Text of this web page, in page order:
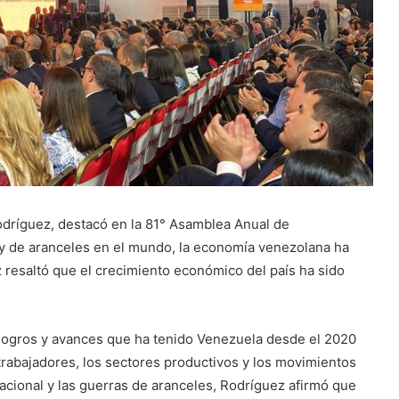
destacó en la 81° Asamblea Anual de
aranceles en el mundo, la economía venezolana ha
que el crecimiento económico del país ha sido
y avances que ha tenido Venezuela desde el 2020
los sectores productivos y los movimientos
y las guerras de aranceles, Rodríguez afirmó que